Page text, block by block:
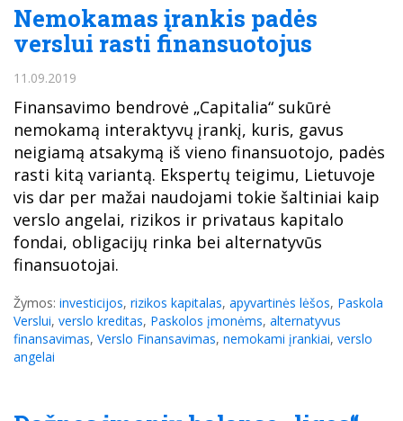
Nemokamas įrankis padės
verslui rasti finansuotojus
11.09.2019
Finansavimo bendrovė „Capitalia“ sukūrė
nemokamą interaktyvų įrankį, kuris, gavus
neigiamą atsakymą iš vieno finansuotojo, padės
rasti kitą variantą. Ekspertų teigimu, Lietuvoje
vis dar per mažai naudojami tokie šaltiniai kaip
verslo angelai, rizikos ir privataus kapitalo
fondai, obligacijų rinka bei alternatyvūs
finansuotojai.
Žymos: investicijos, rizikos kapitalas, apyvartinės lėšos, Paskola
Verslui, verslo kreditas, Paskolos įmonėms, alternatyvus
finansavimas, Verslo Finansavimas, nemokami įrankiai, verslo
angelai